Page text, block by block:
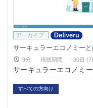
サーキュラーエコノミーと
9分 視聴期間 : 30日 (7
サーキュラーエコノミ
ついて学べる動画です。
すべての方向け